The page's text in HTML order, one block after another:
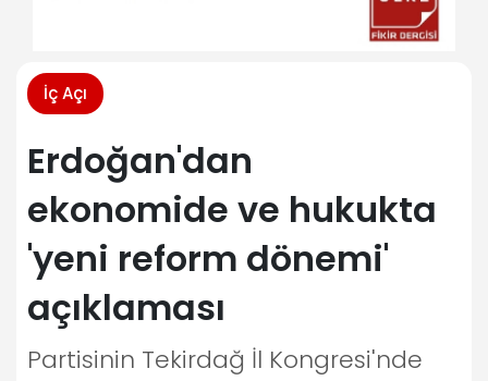
İç Açı
Erdoğan'dan
ekonomide ve hukukta
'yeni reform dönemi'
açıklaması
Partisinin Tekirdağ İl Kongresi'nde